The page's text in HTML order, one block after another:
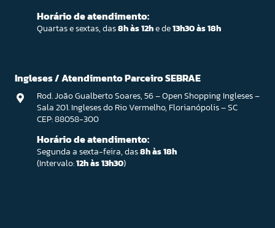
Horário de atendimento:
Quartas e sextas, das8h às 12he de13h30 às 18h
Ingleses / Atendimento Parceiro SEBRAE
Rod. João Gualberto Soares, 56 – Open Shopping Ingleses –
Sala 201. Ingleses do Rio Vermelho, Florianópolis – SC
CEP: 88058-300
Horário de atendimento:
Segunda a sexta-feira, das8h às 18h
(Intervalo:12h às 13h30)